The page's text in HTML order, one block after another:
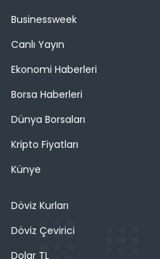
Businessweek
Canlı Yayın
Ekonomi Haberleri
Borsa Haberleri
Dünya Borsaları
Kripto Fiyatları
Künye
Döviz Kurları
Döviz Çevirici
Dolar TL